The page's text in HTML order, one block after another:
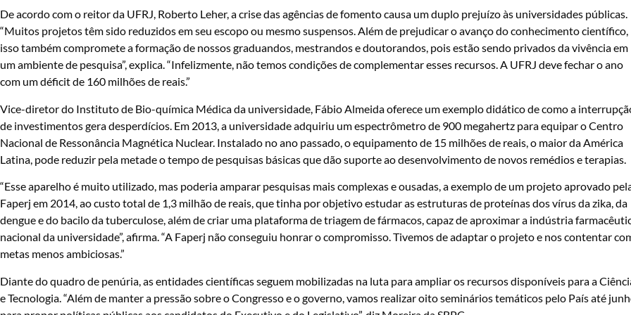
De acordo com o reitor da UFRJ, Roberto Leher, a crise das agências de fomento causa um duplo prejuízo às universidades públicas.
“Muitos projetos têm sido reduzidos em seu escopo ou mesmo suspensos.Além de prejudicar o avanço do conhecimento científico,
isso também compromete a formação de nossos graduandos, mestrandos e doutorandos, pois estão sendo privados da vivência em
um ambiente de pesquisa”, explica. “Infelizmente, não temos condições de complementar esses recursos. A UFRJ deve fechar o ano
com um déficit de 160 milhões de reais.”
Vice-diretor do Instituto de Bio-química Médica da universidade, Fábio Almeida oferece um exemplo didático de como a
de investimentos gera desperdícios. Em 2013, a universidade adquiriu um espectrômetro de 900 megahertz para equipar o Centro
Nacional de Ressonância Magnética Nuclear. Instalado no ano passado, o equipamento de 15 milhões de reais, o maior da América
Latina, pode reduzir pela metade o tempo de pesquisas básicas que dão suporte ao desenvolvimento de novos remédios e terapias.
“Esse aparelho é muito utilizado, mas poderia amparar pesquisas mais complexas e ousadas, a exemplo de um projeto aprovado
Faperj em 2014, ao custo total de 1,3 milhão de reais, que tinha por objetivo estudar as estruturas de proteínas dos vírus da zika, da
dengue e do bacilo da tuberculose, além de criar uma plataforma de triagem de fármacos, capaz de aproximar a indústria
nacional da universidade”, afirma.“A Faperj não conseguiu honrar o compromisso. Tivemos de adaptar o projeto e nos contentar
metas menos ambiciosas.”
Diante do quadro de penúria, as entidades científicas seguem mobilizadas na luta para ampliar os recursos disponíveis para a
e Tecnologia. “Além de manter a pressão sobre o Congresso e o governo, vamos realizar oito seminários temáticos pelo País até